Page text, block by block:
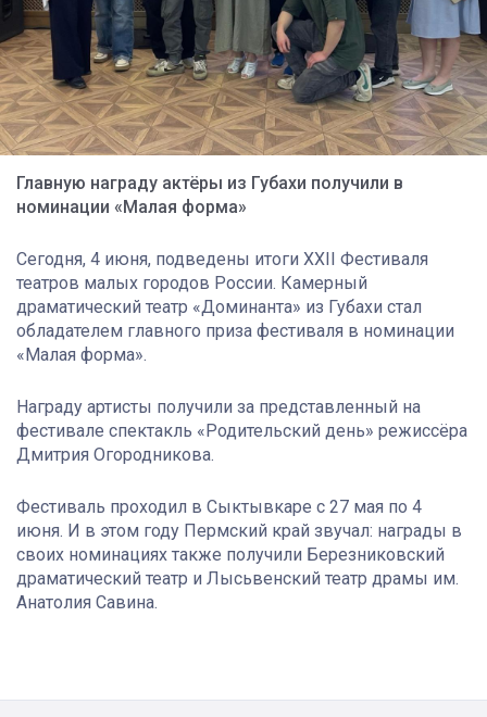
Главную награду актёры из Губахи получили в
номинации «Малая форма»
Сегодня, 4 июня, подведены итоги XХII Фестиваля
театров малых городов России. Камерный
драматический театр «Доминанта» из Губахи стал
обладателем главного приза фестиваля в номинации
«Малая форма».
Награду артисты получили за представленный на
фестивале спектакль «Родительский день» режиссёра
Дмитрия Огородникова.
Фестиваль проходил в Сыктывкаре с 27 мая по 4
июня. И в этом году Пермский край звучал: награды в
своих номинациях также получили Березниковский
драматический театр и Лысьвенский театр драмы им.
Анатолия Савина.